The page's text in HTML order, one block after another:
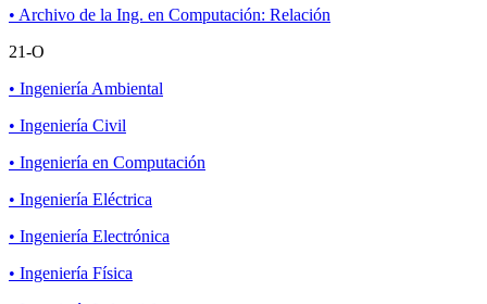
• Archivo de la Ing. en Computación: Relación
21-O
• Ingeniería Ambiental
• Ingeniería Civil
• Ingeniería en Computación
• Ingeniería Eléctrica
• Ingeniería Electrónica
• Ingeniería Física